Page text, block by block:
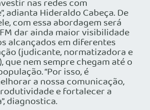
nas redes com
adianta Hideraldo Cabeça. De
com essa abordagem será
dar ainda maior visibilidade
alcançados em diferentes
(judicante, normatizadora e
que nem sempre chegam até o
“Por isso, é
a nossa comunicação,
e fortalecer a
diagnostica.